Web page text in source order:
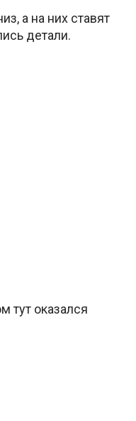
а на них ставят
детали.
тут оказался